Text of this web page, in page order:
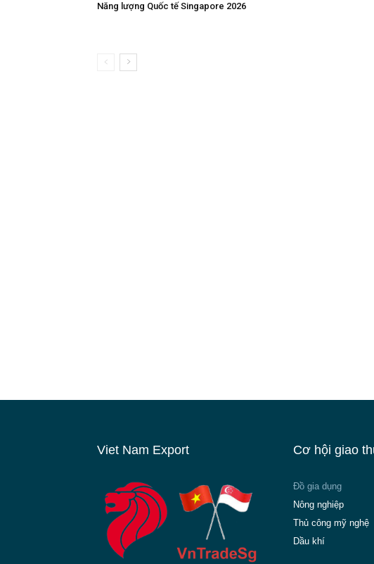
Năng lượng Quốc tế Singapore 2026
Viet Nam Export Cơ hội giao
Đồ gia dụng
Nông nghiệp
Thủ công mỹ nghệ
Dầu khí